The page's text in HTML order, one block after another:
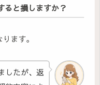
ると損しますか？
ます。
したが、返